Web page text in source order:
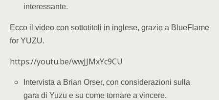
interessante.
Ecco il video con sottotitoli in inglese, grazie a BlueFlame
for YUZU.
https://youtu.be/wwJJMxYc9CU
Intervista a Brian Orser, con considerazioni sulla
gara di Yuzu e su come tornare a vincere.